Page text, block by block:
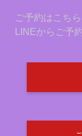
ご予約はこち
LINEからご予